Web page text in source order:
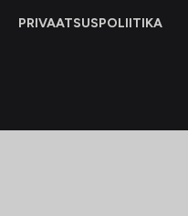
PRIVAATSUSPOLIITIKA